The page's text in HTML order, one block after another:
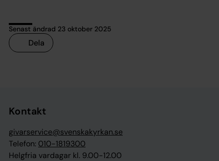
Senast ändrad 23 oktober 2025
Dela
Kontakt
givarservice@svenskakyrkan.se
Telefon: 010-1819300
Helgfria vardagar kl. 9.00-12.00